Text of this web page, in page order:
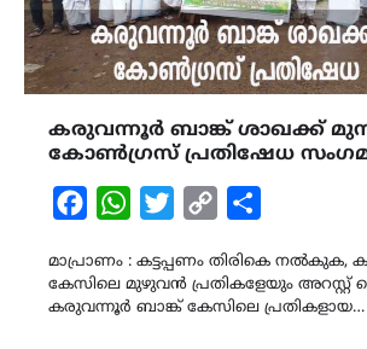
കരുവന്നൂർ ബാങ്ക് ശാഖക്ക്
കോൺഗ്രസ്‌ പ്രതിഷേധ
FacebookWhatsAppTwitterCopy
മാപ്രാണം : കട്ടപ്പണം തിരികെ നൽകുക,
കേസിലെ മുഴുവൻ പ്രതികളേയും അറസ്റ്റ്
കരുവന്നൂർ ബാങ്ക് കേസിലെ പ്രതികളായ…